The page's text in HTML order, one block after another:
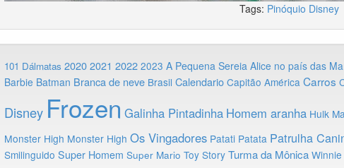
Tags: Pinóquio Disney
101 Dálmatas 2020 2021 2022 2023 A Pequena Sereia Alice no país das
Barbie Batman Branca de neve Brasil Calendario Capitão América Carros
Disney Frozen Galinha Pintadinha Homem aranha Hulk
Monster High Monster High Os Vingadores Patati Patata Patrulha
Smilinguido Super Homem Super Mario Toy Story Turma da Mônica